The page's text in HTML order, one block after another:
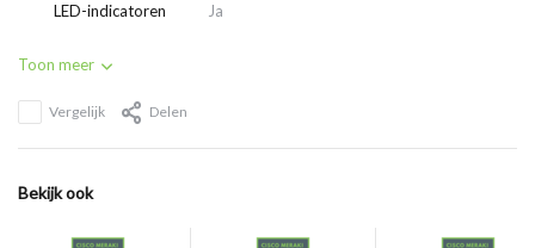
LED-indicatoren Ja
Toon meer
Vergelijk Delen
Bekijk ook